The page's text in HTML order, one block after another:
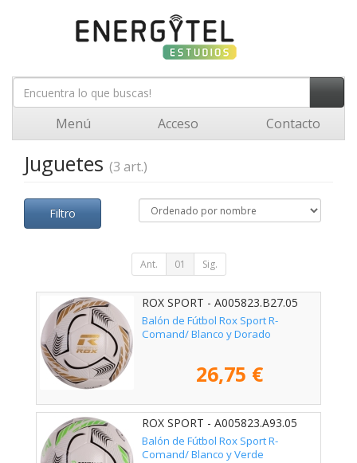
Menú Acceso Contacto
Juguetes (3 art.)
Filtro
Ant. 01 Sig.
ROX SPORT - A005823.B27.05
Balón de Fútbol Rox Sport R-
Comand/ Blanco y Dorado
26,75 €
ROX SPORT - A005823.A93.05
Balón de Fútbol Rox Sport R-
Comand/ Blanco y Verde